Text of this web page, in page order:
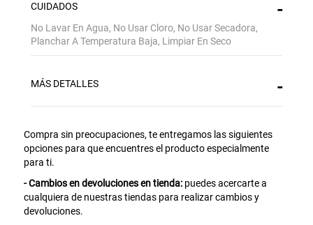
CUIDADOS
No Lavar En Agua, No Usar Cloro, No Usar Secadora,
Planchar A Temperatura Baja, Limpiar En Seco
MÁS DETALLES
Compra sin preocupaciones, te entregamos las siguientes
opciones para que encuentres el producto especialmente
para ti.
- Cambios en devoluciones en tienda:puedes acercarte a
cualquiera de nuestras tiendas para realizar cambios y
devoluciones.
compra. Valido por 72 hrs.
SUSPE01